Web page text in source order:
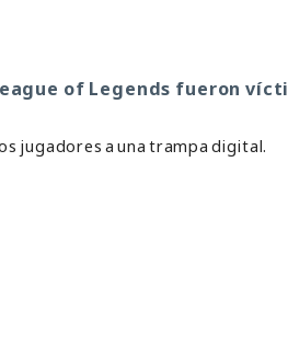
of Legends fueron
jugadores a una trampa digital.